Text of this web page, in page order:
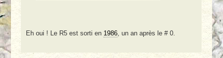
Eh oui ! Le R5 est sorti en 1986, un an après le # 0.